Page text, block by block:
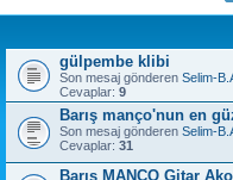
gülpembe klibi
Son mesaj gönderen Selim-
Cevaplar: 9
Barış manço'nun en
Son mesaj gönderen Selim-
Cevaplar: 31
Barış MANÇO Gitar